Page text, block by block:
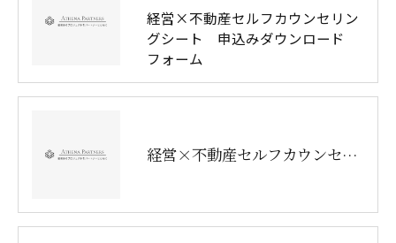
経営×不動産セルフカウンセリン
グシート 申込みダウンロード
フォーム
経営×不動産セルフカウンセリングシート ダウンロード ページ